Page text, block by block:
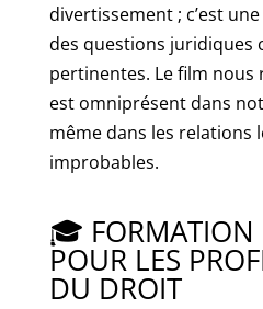
divertissement ; c’est
des questions juridiques
pertinentes. Le film
est omniprésent dans
même dans les relations
improbables.
🎓 FORMATION
POUR LES
DU DROIT